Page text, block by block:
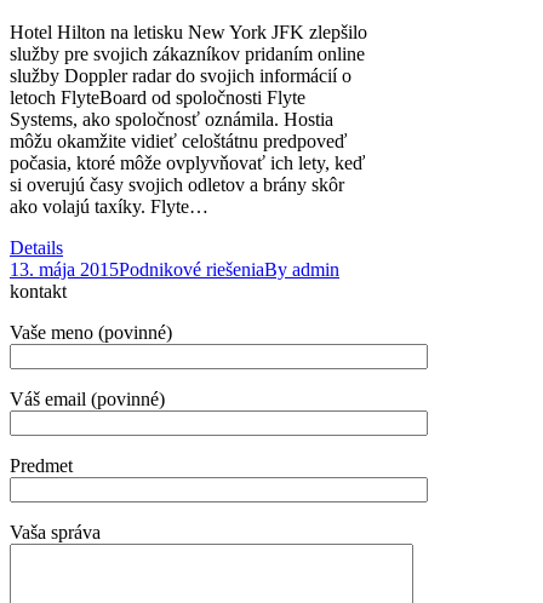
Hotel Hilton na letisku New York JFK zlepšilo
služby pre svojich zákazníkov pridaním online
služby Doppler radar do svojich informácií o
letoch FlyteBoard od spoločnosti Flyte
Systems, ako spoločnosť oznámila. Hostia
môžu okamžite vidieť celoštátnu predpoveď
počasia, ktoré môže ovplyvňovať ich lety, keď
si overujú časy svojich odletov a brány skôr
ako volajú taxíky. Flyte…
Details
13. mája 2015Podnikové riešeniaBy admin
kontakt
Vaše meno (povinné)
Váš email (povinné)
Predmet
Vaša správa